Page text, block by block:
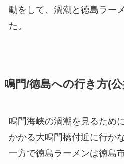
動をして、渦潮と徳島ラー
た。
鳴門/徳島への行き方(
鳴門海峡の渦潮を見るため
かかる大鳴門橋付近に行か
一方で徳島ラーメンは徳島